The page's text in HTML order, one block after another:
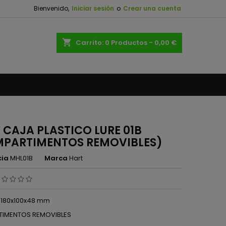
Bienvenido, Iniciar sesión o Crear una cuenta
shopping_cart Carrito: 0 Productos - 0,00 €
CAJA PLASTICO LURE 01B
REMOVIBLES)
MHL01B Marca Hart
mm
REMOVIBLES